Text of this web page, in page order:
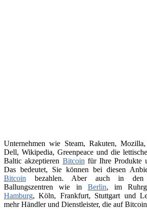
Unternehmen wie Steam, Rakuten,
Dell, Wikipedia, Greenpeace und die
Baltic akzeptieren Bitcoin für Ihre Produkte
Das bedeutet, Sie können bei diesen
Bitcoin bezahlen. Aber auch in den
Ballungszentren wie in Berlin, im
Hamburg, Köln, Frankfurt, Stuttgart und
mehr Händler und Dienstleister, die auf Bitcoin